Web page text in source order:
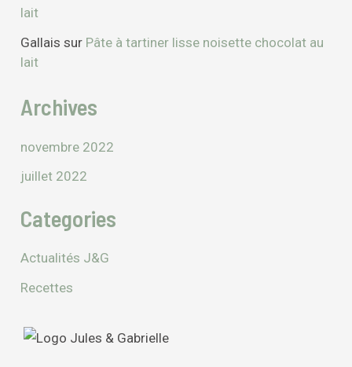
lait
Gallais sur Pâte à tartiner lisse noisette chocolat au
lait
Archives
novembre 2022
juillet 2022
Categories
Actualités J&G
Recettes